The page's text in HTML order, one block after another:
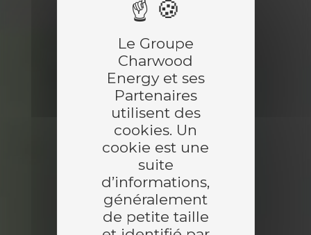
Le Groupe
Charwood
Energy et ses
Partenaires
utilisent des
cookies. Un
cookie est une
suite
d’informations,
généralement
de petite taille